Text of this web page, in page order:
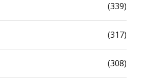
(339)
(317)
(308)